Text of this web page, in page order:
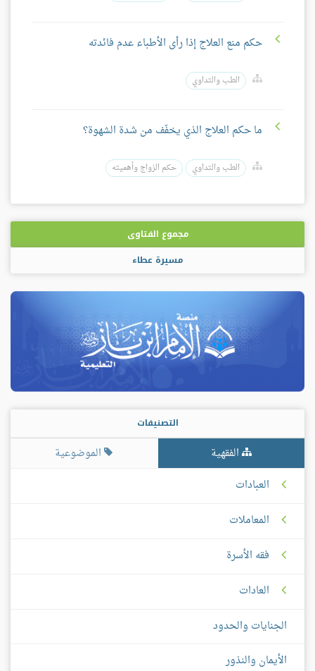
حكم منع العلاج إذا رأى الأطباء عدم فائدته
الطب والتداوي
ما حكم العلاج الذي يخفّف من شدة الشهوة؟
الطب والتداوي حكم الزواج وأهميته
مجموع الفتاوى
مسيرة عطاء
التصنيفات
الفقهية
الموضوعية
العبادات
المعاملات
فقه الأسرة
العادات
الجنايات والحدود
الأيمان والنذور